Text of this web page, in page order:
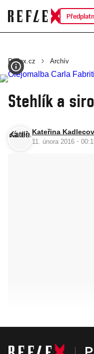
Reflex.cz Archív
Stehlík a
Kateřina
11. února 2016 ·